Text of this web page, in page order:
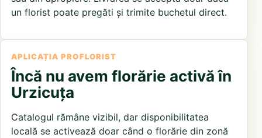
un florist poate pregăti și trimite buchetul direct.
APLICAȚIA PROFLORIST
Încă nu avem florărie activă în
Urzicuța
Catalogul rămâne vizibil, dar disponibilitatea
locală se activează doar când o florărie din zonă